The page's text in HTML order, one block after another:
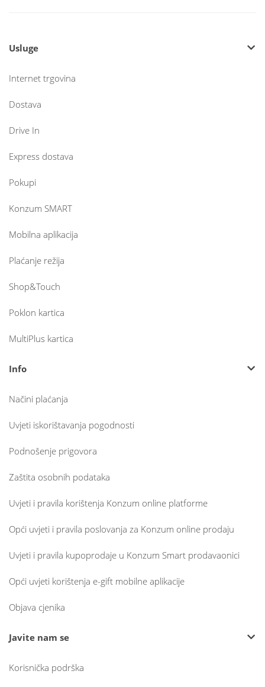
Usluge
Internet trgovina
Dostava
Drive In
Express dostava
Pokupi
Konzum SMART
Mobilna aplikacija
Plaćanje režija
Shop&Touch
Poklon kartica
MultiPlus kartica
Info
Načini plaćanja
Uvjeti iskorištavanja pogodnosti
Podnošenje prigovora
Zaštita osobnih podataka
Uvjeti i pravila korištenja Konzum online platforme
Opći uvjeti i pravila poslovanja za Konzum online prodaju
Uvjeti i pravila kupoprodaje u Konzum Smart prodavaonici
Opći uvjeti korištenja e-gift mobilne aplikacije
Objava cjenika
Javite nam se
Korisnička podrška